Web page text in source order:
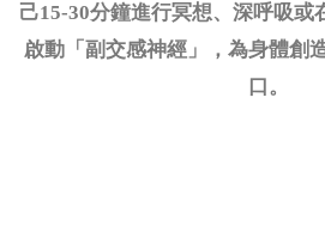
己15-30分鐘進行冥想、深呼吸或
啟動「副交感神經」，為身體創
口。